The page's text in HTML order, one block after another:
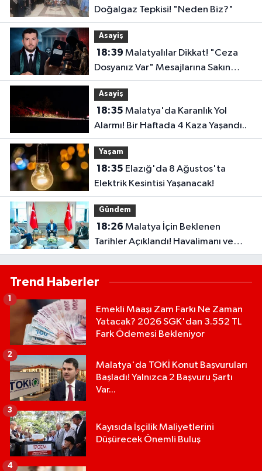
Doğalgaz Tepkisi! "Neden Biz?"
Asayiş
18:39
Dosyanız Var" Mesajlarına Sakın
Kanmayın
Asayiş
18:35
Alarmı! Bir Haftada 4 Kaza Yaşandı..
Yaşam
18:35
Elektrik Kesintisi Yaşanacak!
Gündem
18:26
Tarihler Açıklandı! Havalimanı ve
Çevre Yolu Açılıyor..
Trend Haberler
Emekli Maaşı Zam Farkı Ne Zaman
Yatacak? 2026 SGK'dan 3.552 TL
Fark Ödemesi Bekleniyor
1
Malatya'da TOKİ Konut Başvuruları
Başladı! Yalnızca 2 Başvuru Şartı
Var...
2
Kayısıda İşçilik Maliyetlerini
Düşürecek Önemli Buluş
3
4